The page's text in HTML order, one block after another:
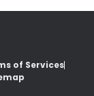
of Services